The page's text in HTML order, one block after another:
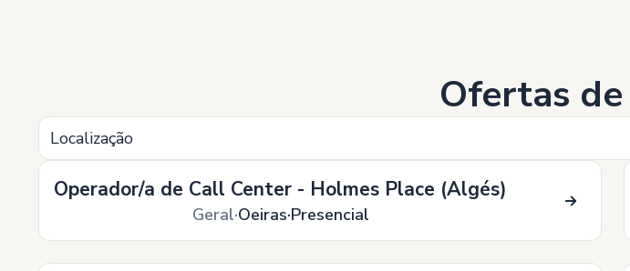
Ofertas
Localização
Operador/a de Call Center - Holmes Place (Algés)
Geral Oeiras Presencial